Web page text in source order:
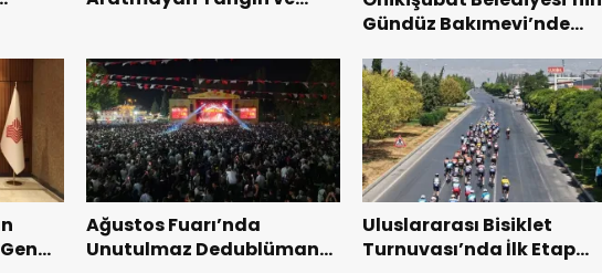
Gündüz Bakımevi’nde
başladı.
Ağustos Fuarı’nda
Unutulmaz Dedublüman
Uluslararası Bisiklet
Turnuvası’nda İlk Etap